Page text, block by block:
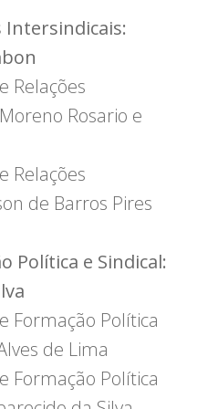
Intersindicais:
Relações
Rosario e
Relações
de Barros Pires
Política e Sindical:
Formação Política
de Lima
Formação Política